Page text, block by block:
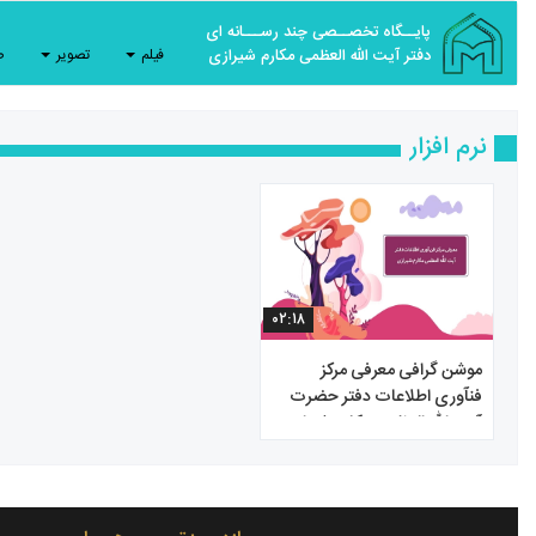
پایــگاه تخصــصی چند رســـانه ای
دفتر آیت الله العظمی مکارم شیرازی
فیلم تصویر
نرم افزار
۰۲:۱۸
موشن گرافی معرفی مرکز
فنآوری اطلاعات دفتر حضرت
آیت الله العظمی مکارم شیرازی